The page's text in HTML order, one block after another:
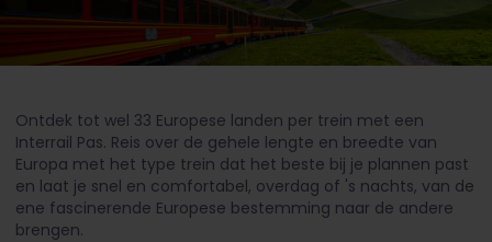
Ontdek tot wel 33 Europese landen per trein met een
Interrail Pas. Reis over de gehele lengte en breedte van
Europa met het type trein dat het beste bij je plannen past
en laat je snel en comfortabel, overdag of 's nachts, van de
ene fascinerende Europese bestemming naar de andere
brengen.